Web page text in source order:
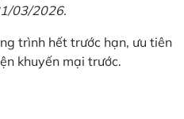
03/2026.
trình hết trước hạn, ưu tiên
khuyến mại trước.